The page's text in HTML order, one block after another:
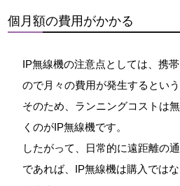
個月額の費用がかかる
IP無線機の注意点としては、携
ので月々の費用が発生するという
そのため、ランニングコストは
くのがIP無線機です。
したがって、日常的に遠距離の
であれば、IP無線機は購入では